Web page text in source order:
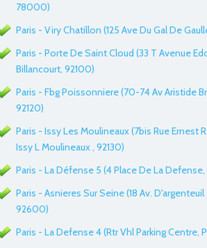
78000)
Paris - Viry Chatillon (125 Ave Du Gal De
Paris - Porte De Saint Cloud (33 T Avenue
Billancourt, 92100)
Paris - Fbg Poissonniere (70-74 Av Aristide
92120)
Paris - Issy Les Moulineaux (7bis Rue Ernest
Issy L Moulineaux , 92130)
Paris - La Défense 5 (4 Place De La
Paris - Asnieres Sur Seine (18 Av.
92600)
Paris - La Defense 4 (Rtr Vhl Parking Centre,